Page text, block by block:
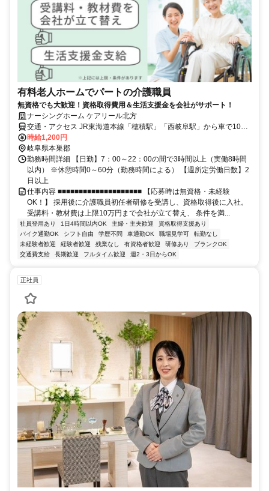
有料老人ホームでパートの介護職員
無資格でも大歓迎！資格取得費用＆生活支援金を会社がサポート！
ナーシングホーム ケアリール北方
交通・アクセス JR東海道本線「穂積駅」「西岐阜駅」から車で10
分、 樽見鉄道「美江寺駅」から車で10分
時給1,200円
岐阜県本巣郡
勤務時間詳細 【日勤】7：00～22：00の間で3時間以上（実働8時間
以内） ※休憩時間0～60分（勤務時間による） 【週所定労働日数】2
日以上
仕事内容 ■■■■■■■■■■■■■■■■■■■■ 【応募時は無資格・未経験
OK！】 採用後に介護職員初任者研修を受講し、資格取得後に入社。
受講料・教材費は上限10万円まで会社が立て替え、 条件を満...
社員登用あり 1日4時間以内OK 主婦・主夫歓迎
資格取得支援あり
バイク通勤OK
シフト自由 学歴不問 車通勤OK 職場見学可
転勤なし
未経験者歓迎
経験者歓迎 残業なし 有資格者歓迎 研修あり
ブランクOK
交通費支給
長期歓迎 フルタイム歓迎 週2・3日からOK
正社員